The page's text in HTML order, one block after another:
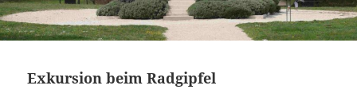
Exkursion beim Radgipfel